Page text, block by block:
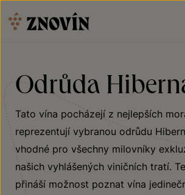
Odrůda
Tato vína pocházejí z nejlepších
reprezentují vybranou odrůdu
vhodné pro všechny milovníky
našich vyhlášených viničních tratí.
přináší možnost poznat vína